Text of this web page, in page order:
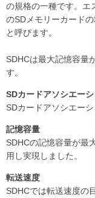
の規格の一種です。エ
のSDメモリーカード
と呼びます。
SDHCは最大記憶容量
す。
SDカードアソシエー
SDカードアソシエー
記憶容量
SDHCの記憶容量が最
用し実現しました。
転送速度
SDHCでは転送速度の